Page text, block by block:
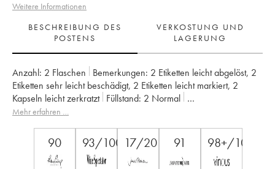
Weitere Informationen
BESCHREIBUNG DES
POSTENS
VERKOSTUNG UND
LAGERUNG
Anzahl: 2 Flaschen Bemerkungen: 2 Etiketten leicht abgelöst, 2
Etiketten sehr leicht beschädigt, 2 Etiketten leicht markiert, 2
Kapseln leicht zerkratzt Füllstand: 2 Normal
Herkunft: privatperson
Klassifizierung:
2ème Grand Cru Classé
Eigentümer:
SC du Ch. Léoville Las Cases (Consorts Delon)
Mehr erfahren …
90 93/100 17/20 91 98+/100